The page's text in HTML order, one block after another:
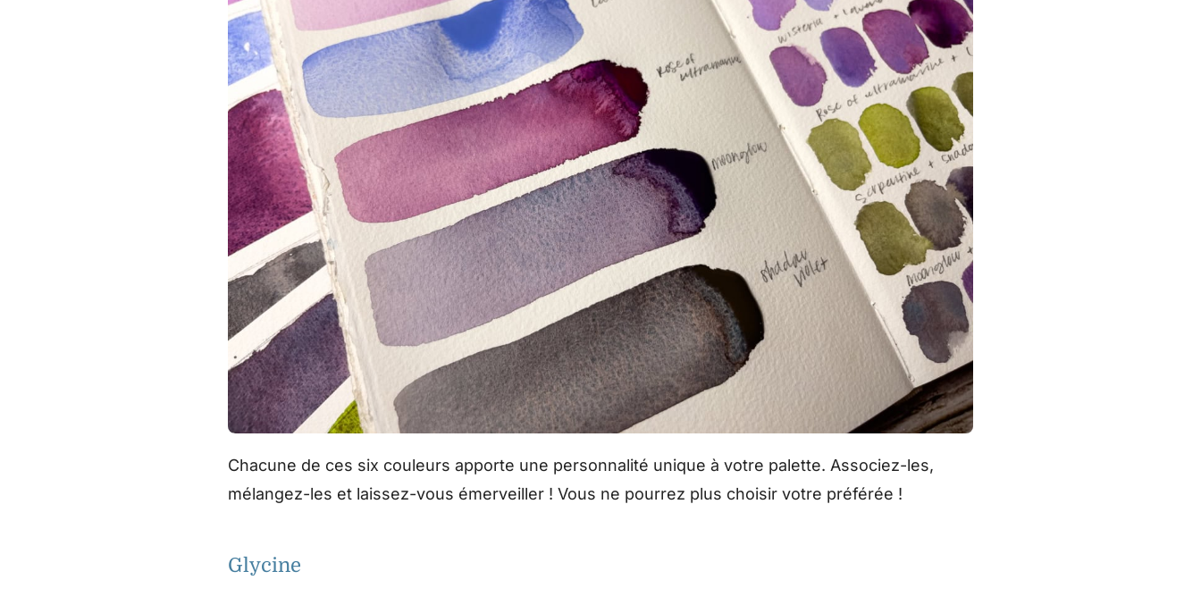
Chacune de ces six couleurs apporte une personnalité unique à votre palette. Associez-les,
mélangez-les et laissez-vous émerveiller ! Vous ne pourrez plus choisir votre préférée !
Glycine